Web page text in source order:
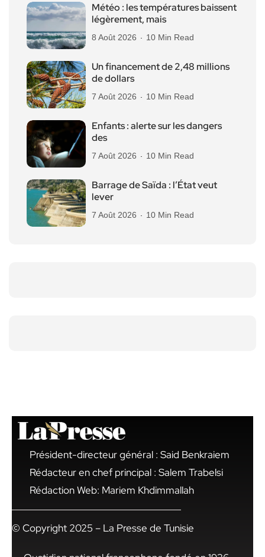
Météo : les températures baissent
légèrement, mais
8 Août 2026 10 Min Read
Un financement de 2,48 millions
de dollars
7 Août 2026 10 Min Read
Enfants : alerte sur les dangers
des
7 Août 2026 10 Min Read
Barrage de Saïda : l’État veut
lever
7 Août 2026 10 Min Read
Président-directeur général : Said Benkraiem
Rédacteur en chef principal : Salem Trabelsi
Rédaction Web: Mariem Khdimmallah
© Copyright 2025 – La Presse de Tunisie